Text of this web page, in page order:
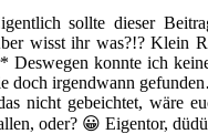
sollte dieser
wisst ihr was?!? Klein
Deswegen konnte ich
doch irgendwann
nicht gebeichtet, wäre
oder? 😀 Eigentor,